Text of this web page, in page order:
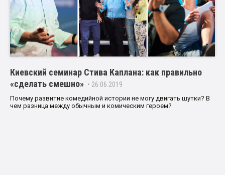
Киевский семинар Стива Каплана: как правильно
«сделать смешно» • 26.06.2019
Почему развитие комедийной истории не могу двигать шутки? В
чем разница между обычным и комическим героем?